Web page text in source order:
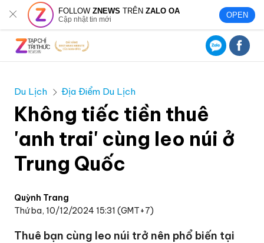
FOLLOWZNEWS TRÊNZALO OA
Cập nhật tin mới OPEN
Du Lịch Địa Điểm Du Lịch
Không tiếc tiền thuê
'anh trai' cùng leo núi ở
Trung Quốc
Quỳnh Trang
Thứ ba, 10/12/2024 15:31 (GMT+7)
Thuê bạn cùng leo núi trở nên phổ biến tại